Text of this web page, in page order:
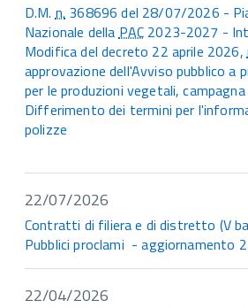
D.M.n. 368696 del 28/07/2026 -
Nazionale dellaPAC 2023-2027 -
Modifica del decreto 22 aprile 2026,
approvazione dell'Avviso pubblico a
per le produzioni vegetali,
Differimento dei termini per
polizze
22/07/2026
Contratti di filiera e di distretto (V
Pubblici proclami - aggiornamento
22/04/2026